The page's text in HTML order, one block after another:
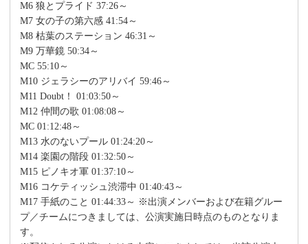
M6 狼とプライド 37:26～
M7 女の子の第六感 41:54～
M8 枯葉のステーション 46:31～
M9 万華鏡 50:34～
MC 55:10～
M10 ジェラシーのアリバイ 59:46～
M11 Doubt！ 01:03:50～
M12 仲間の歌 01:08:08～
MC 01:12:48～
M13 水のないプール 01:24:20～
M14 楽園の階段 01:32:50～
M15 ピノキオ軍 01:37:10～
M16 コケティッシュ渋滞中 01:40:43～
M17 手紙のこと 01:44:33～ ※出演メンバーおよび在籍グルー
プ／チームにつきましては、公演実施日時点のものとなりま
す。